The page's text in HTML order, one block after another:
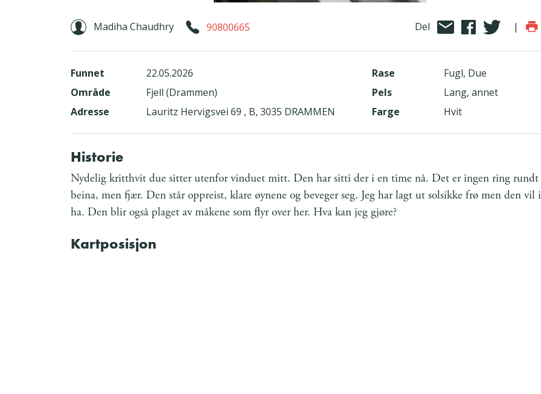
Madiha Chaudhry 90800665 Del |
Funnet
22.05.2026
Område
Fjell (Drammen)
Adresse
Lauritz Hervigsvei 69 , B, 3035 DRAMMEN
Rase
Fugl, Due
Pels
Lang, annet
Farge
Hvit
Historie
Nydelig kritthvit due sitter utenfor vinduet mitt. Den har sitti der i en time nå. Det er ingen ring rundt
beina, men fjær. Den står oppreist, klare øynene og beveger seg. Jeg har lagt ut solsikke frø men den vil
ha. Den blir også plaget av måkene som flyr over her. Hva kan jeg gjøre?
Kartposisjon